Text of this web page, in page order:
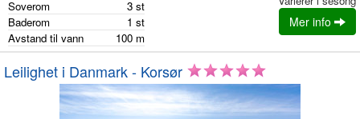
Soverom 3 st
Baderom
1 st
Avstand til vann
100 m
Mer info
Leilighet i Danmark - Korsør